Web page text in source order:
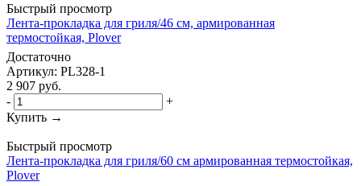
Быстрый просмотр
Лента-прокладка для гриля/46 см, армированная
термостойкая, Plover
Достаточно
Артикул: PL328-1
2 907 руб.
-
+
Купить →
Быстрый просмотр
Лента-прокладка для гриля/60 см армированная термостойкая,
Plover